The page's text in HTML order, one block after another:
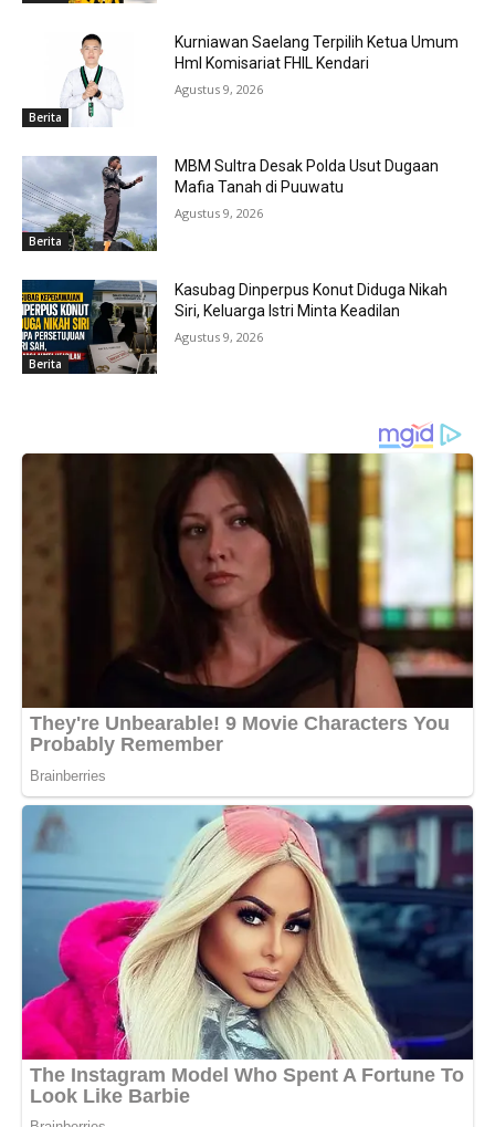
Berita
Kurniawan Saelang Terpilih Ketua Umum
HmI Komisariat FHIL Kendari
Agustus 9, 2026
Berita
MBM Sultra Desak Polda Usut Dugaan
Mafia Tanah di Puuwatu
Agustus 9, 2026
Berita
Kasubag Dinperpus Konut Diduga Nikah
Siri, Keluarga Istri Minta Keadilan
Agustus 9, 2026